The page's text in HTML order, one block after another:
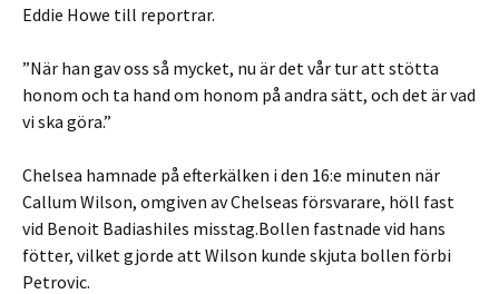
Eddie Howe till reportrar.
”När han gav oss så mycket, nu är det vår tur att stötta
honom och ta hand om honom på andra sätt, och det är vad
vi ska göra.”
Chelsea hamnade på efterkälken i den 16:e minuten när
Callum Wilson, omgiven av Chelseas försvarare, höll fast
vid Benoit Badiashiles misstag.Bollen fastnade vid hans
fötter, vilket gjorde att Wilson kunde skjuta bollen förbi
Petrovic.